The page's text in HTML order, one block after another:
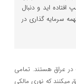
افتاده اید و دنبال
سرمایه گذاری در
در عراق هستند. تمامی
میکنند که نوری مالکی